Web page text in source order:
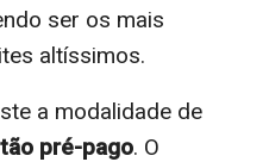
ser os mais
altíssimos.
a modalidade de
pré-pago. O